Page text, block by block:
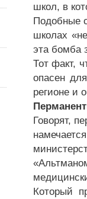
школ, в
Подобные
школах
эта бомба
Тот факт,
опасен
регионе и
Говорят,
Который